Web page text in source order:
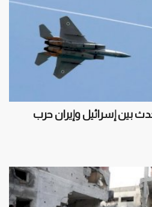
بين إسرائيل وإيران حرب